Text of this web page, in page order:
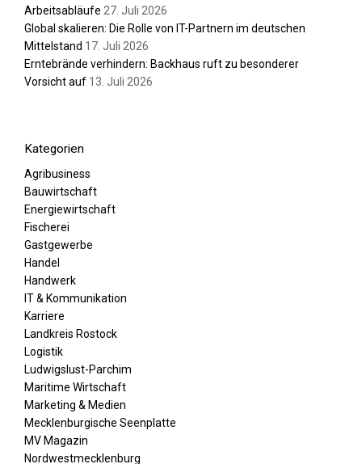
Arbeitsabläufe 27. Juli 2026
Global skalieren: Die Rolle von IT-Partnern im deutschen
Mittelstand 17. Juli 2026
Erntebrände verhindern: Backhaus ruft zu besonderer
Vorsicht auf 13. Juli 2026
Kategorien
Agribusiness
Bauwirtschaft
Energiewirtschaft
Fischerei
Gastgewerbe
Handel
Handwerk
IT & Kommunikation
Karriere
Landkreis Rostock
Logistik
Ludwigslust-Parchim
Maritime Wirtschaft
Marketing & Medien
Mecklenburgische Seenplatte
MV Magazin
Nordwestmecklenburg